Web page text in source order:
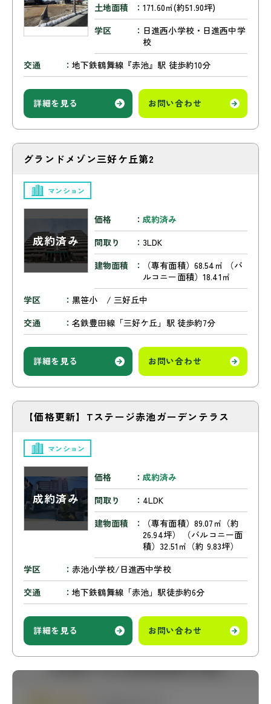
土地面積
171.60㎡(約51.90坪)
学区
日進西小学校・日進西中学
校
交通
地下鉄鶴舞線『赤池』駅 徒歩約10分
詳細を見る お問い合わせ
グランドメゾン三好ケ丘第2
マンション
価格
成約済み
間取り
3LDK
建物面積
（専有面積）68.54㎡ （バ
ルコニー面積）18.41㎡
学区
黒笹小 / 三好丘中
交通
名鉄豊田線「三好ケ丘」駅 徒歩約7分
詳細を見る お問い合わせ
【価格更新】Tステージ赤池ガーデンテラス
マンション
価格
成約済み
間取り
4LDK
建物面積
（専有面積）89.07㎡（約
26.94坪） （バルコニー面
積）32.51㎡（約 9.83坪）
学区
赤池小学校/日進西中学校
交通
地下鉄鶴舞線「赤池」駅徒歩約6分
詳細を見る お問い合わせ